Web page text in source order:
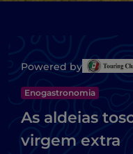
Powered by
Enogastronomia
As aldeias
virgem extra